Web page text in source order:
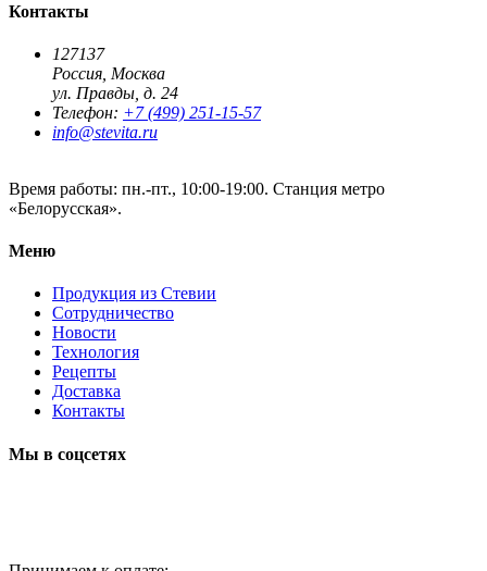
Контакты
127137
Россия, Москва
ул. Правды, д. 24
Телефон: +7 (499) 251-15-57
info@stevita.ru
Время работы: пн.-пт., 10:00-19:00. Станция метро
«Белорусская».
Меню
Продукция из Стевии
Сотрудничество
Новости
Технология
Рецепты
Доставка
Контакты
Мы в соцсетях